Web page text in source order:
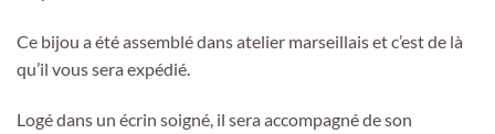
Ce bijou a été assemblé dans atelier marseillais et c’est de là
qu’il vous sera expédié.
Logé dans un écrin soigné, il sera accompagné de son